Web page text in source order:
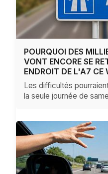
POURQUOI DES
VONT ENCORE SE
ENDROIT DE L'A7 CE
Les difficultés
la seule journée de